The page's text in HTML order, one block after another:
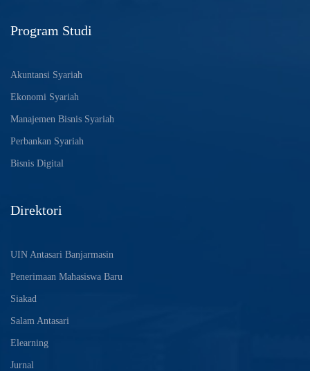
Program Studi
Akuntansi Syariah
Ekonomi Syariah
Manajemen Bisnis Syariah
Perbankan Syariah
Bisnis Digital
Direktori
UIN Antasari Banjarmasin
Penerimaan Mahasiswa Baru
Siakad
Salam Antasari
Elearning
Jurnal